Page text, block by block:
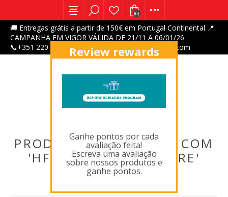
🚚 Entregas grátis a partir de 150€ em Portugal Continental 📍
CAMPANHA EM VIGOR VÁLIDA DE 21/11 A 06/01/26
📞+351 220 047 700 | 📩 numatic@numatic-iberia.com
(0)
PRODUTOS MARCADOS COM
'HFM1515G,FLOORCARE'
Review rewards
Ganhe pontos por cada
avaliação feita!
Escreva uma avaliação
sobre nossos produtos e
ganhe pontos.